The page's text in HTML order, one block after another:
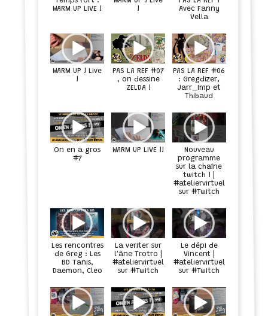
WARM UP LIVE ! !
Avec Fanny
Vella
WARM UP ! Live
!
PAS LA REF #07
, on dessine
ZELDA !
PAS LA REF #06
: Gregdizer,
Jarr_Imp et
Thibaud
On en a gros
#7
WARM UP LIVE !!
Nouveau
programme
sur la chaîne
twitch ! |
#ateliervirtuel
sur #Twitch
Les rencontres
de Greg : Les
BD Tanis,
Daemon, Cleo
La veriter sur
l'âne Trotro |
#ateliervirtuel
sur #Twitch
Le dépi de
Vincent |
#ateliervirtuel
sur #Twitch